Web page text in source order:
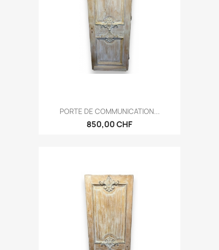
PORTE DE COMMUNICATION...
850,00 CHF